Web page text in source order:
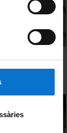
y género.